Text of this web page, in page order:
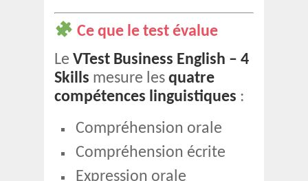
Ce que le test évalue
Le VTest Business English – 4
Skills mesure les quatre
compétences linguistiques :
Compréhension orale
Compréhension écrite
Expression orale